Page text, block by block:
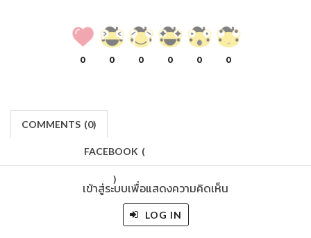
0 0 0 0 0 0
COMMENTS (0)
FACEBOOK (
)
เข้าสู่ระบบเพื่อแสดงความคิดเห็น
LOG IN